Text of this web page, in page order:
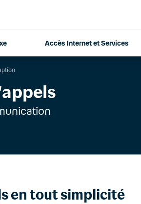
Accès Internet et Services
en tout simplicité